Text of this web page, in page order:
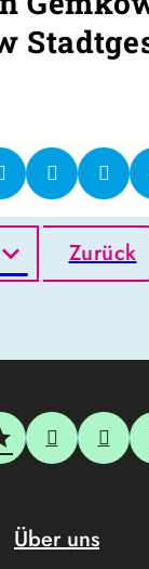
Zurück
Über uns